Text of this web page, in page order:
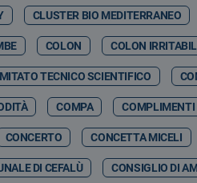
CLUSTER BIO MEDITERRANEO
COLON COLON
TECNICO SCIENTIFICO
COMPA COMPLIMENTI
CONCERTO CONCETTA MICELI
DI CEFALÙ CONSIGLIO DI